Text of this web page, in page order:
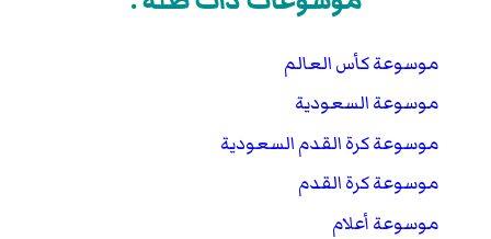
موسوعة كأس العالم
موسوعة السعودية
موسوعة كرة القدم السعودية
موسوعة كرة القدم
موسوعة أعلام